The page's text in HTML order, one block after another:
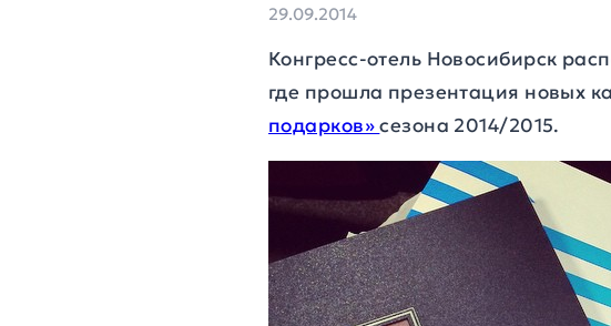
29.09.2014
Конгресс-отель Новосибирск
где прошла презентация новых
подарков»сезона 2014/2015.